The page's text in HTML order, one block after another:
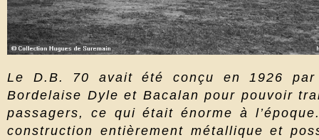
Le D.B. 70 avait été conçu en 1926
Bordelaise Dyle et Bacalan pour pouvoir
passagers, ce qui était énorme à
construction entièrement métallique et